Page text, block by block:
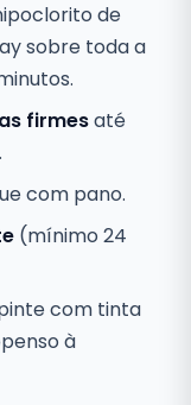
de
sobre toda a
firmesaté
com pano.
(mínimo 24
com tinta
à